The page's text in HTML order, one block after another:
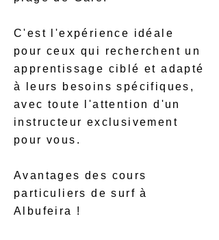
C'est l'expérience idéale
pour ceux qui recherchent un
apprentissage ciblé et adapté
à leurs besoins spécifiques,
avec toute l'attention d'un
instructeur exclusivement
pour vous.
Avantages des cours
particuliers de surf à
Albufeira !